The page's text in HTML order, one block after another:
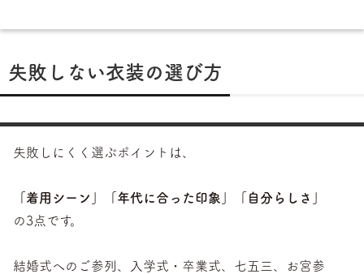
失敗しない衣装の選び方
失敗しにくく選ぶポイントは、
「着用シーン」「年代に合った印象」「自分らしさ」
の3点です。
結婚式へのご参列、入学式・卒業式、七五三、お宮参